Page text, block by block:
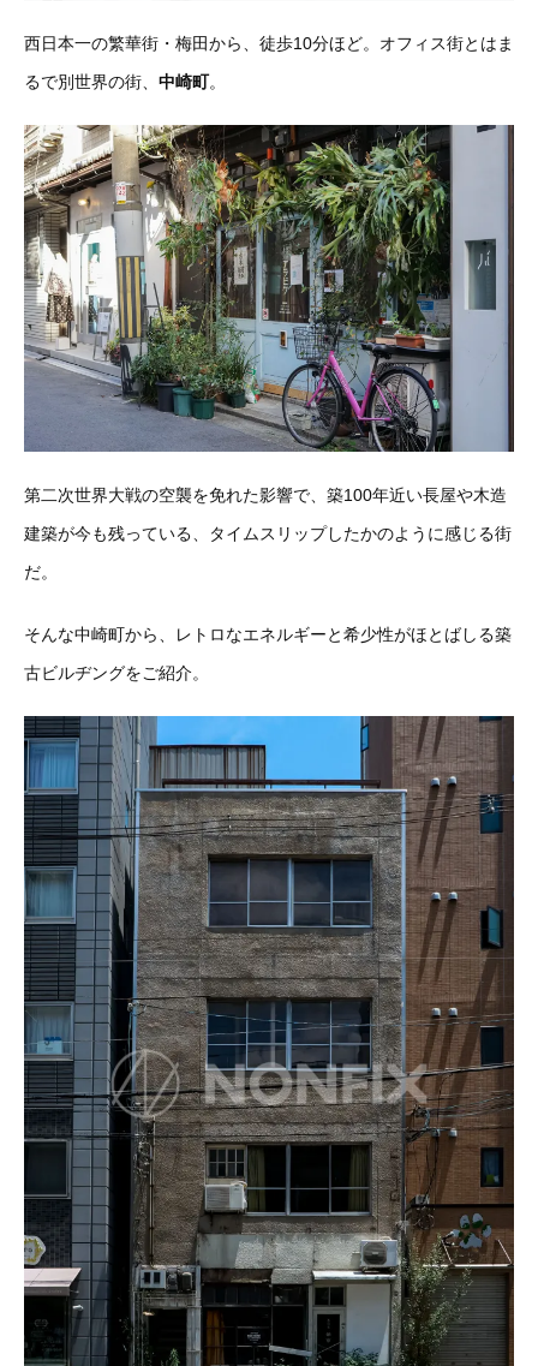
西日本一の繁華街・梅田から、徒歩10分ほど。オフィス街とはま
るで別世界の街、 中崎町。
第二次世界大戦の空襲を免れた影響で、築100年近い長屋や木造
建築が今も残っている、タイムスリップしたかのように感じる街
だ。
そんな中崎町から、レトロなエネルギーと希少性がほとばしる築
古ビルヂングをご紹介。